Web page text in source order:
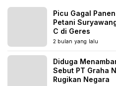
Picu Gagal
Petani
C di Geres
2 bulan yang lalu
Diduga
Sebut PT Graha
Rugikan Negara